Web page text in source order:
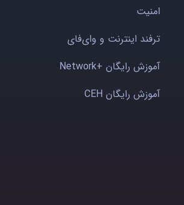
امنیت
ترفند اینترنت و وای‌فای
آموزش رایگان +Network
آموزش رایگان CEH